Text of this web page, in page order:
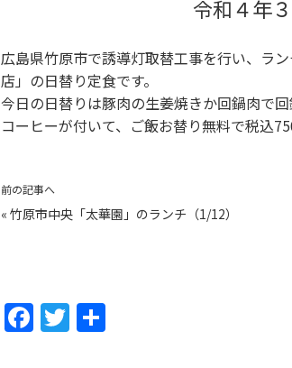
令和４年
広島県竹原市で誘導灯取替工事を行い、ラ
店」の日替り定食です。
今日の日替りは豚肉の生姜焼きか回鍋肉で
コーヒーが付いて、ご飯お替り無料で税込
前の記事へ
« 竹原市中央「太華園」のランチ（1/12）
F T